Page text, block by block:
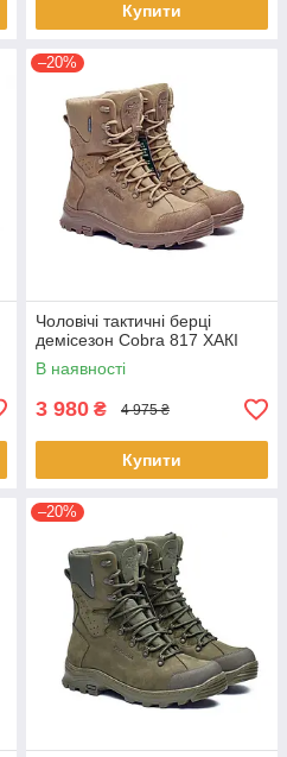
Купити
–20%
Чоловічі тактичні берці
демісезон Cobra 817 ХАКІ
В наявності
3 980 ₴ 4 975 ₴
Купити
–20%